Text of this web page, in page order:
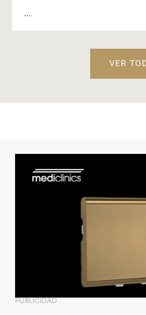
...
VER
PUBLICIDAD